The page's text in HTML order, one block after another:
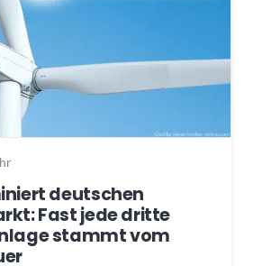
deutschen
Fast jede dritte
stammt vom